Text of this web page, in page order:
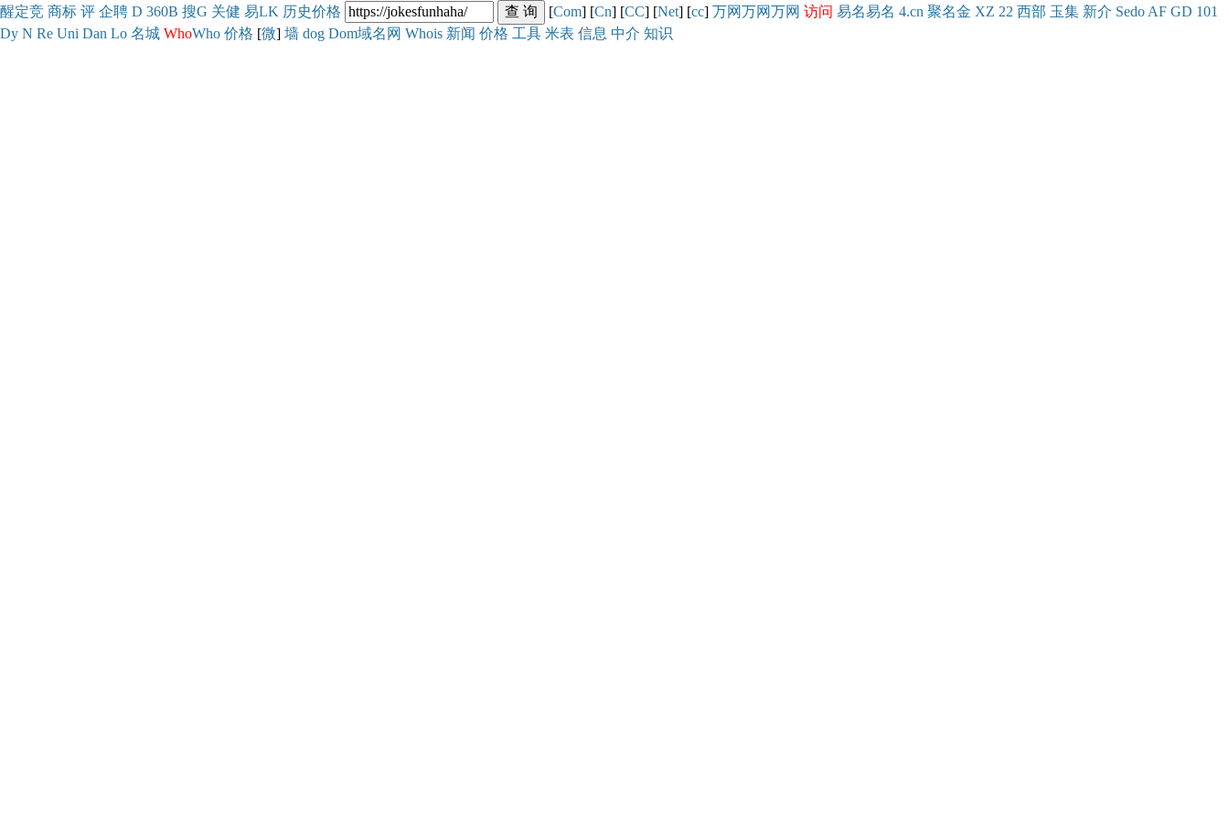
醒定竞 商标 评 企聘 D 360B 搜G 关健 易LK 历史价格 [Com] [Cn] [CC] [Net] [cc] 万网万网万网 访问 易名易名 4.cn 聚名金 XZ 22 西部 玉集 新介 Sedo AF GD 101
Dy N Re Uni Dan Lo 名城 WhoWho 价格 [微] 墙 dog Dom域名网 Whois 新闻 价格 工具 米表 信息 中介 知识